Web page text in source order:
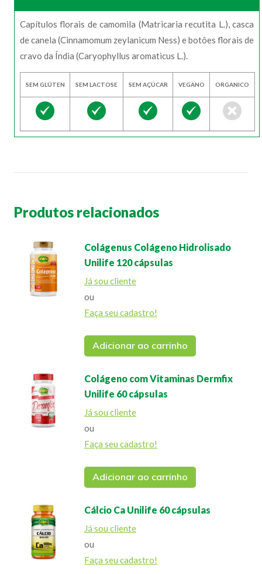
Capítulos florais de camomila (Matricaria recutita L.), casca
de canela (Cinnamomum zeylanicum Ness) e botões florais de
cravo da Índia (Caryophyllus aromaticus L.).
SEM GLÚTEN SEM LACTOSE SEM AÇÚCAR VEGANO ORGANICO
Produtos relacionados
Colágenus Colágeno Hidrolisado
Unilife 120 cápsulas
Já sou cliente
ou
Faça seu cadastro!
Adicionar ao carrinho
Colágeno com Vitaminas Dermfix
Unilife 60 cápsulas
Já sou cliente
ou
Faça seu cadastro!
Adicionar ao carrinho
Cálcio Ca Unilife 60 cápsulas
Já sou cliente
ou
Faça seu cadastro!